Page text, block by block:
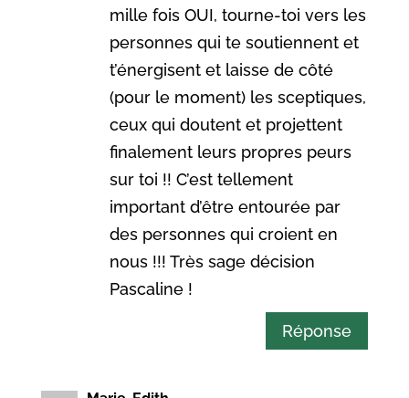
mille fois OUI, tourne-toi vers les
personnes qui te soutiennent et
t’énergisent et laisse de côté
(pour le moment) les sceptiques,
ceux qui doutent et projettent
finalement leurs propres peurs
sur toi !! C’est tellement
important d’être entourée par
des personnes qui croient en
nous !!! Très sage décision
Pascaline !
Réponse